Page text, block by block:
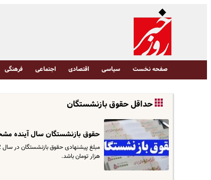
صفحه نخست سیاسی اقتصادی اجتماعی فرهنگی
حداقل حقوق بازنشستگان
حقوق بازنشستگان سال آینده
هزار تومان باشد.